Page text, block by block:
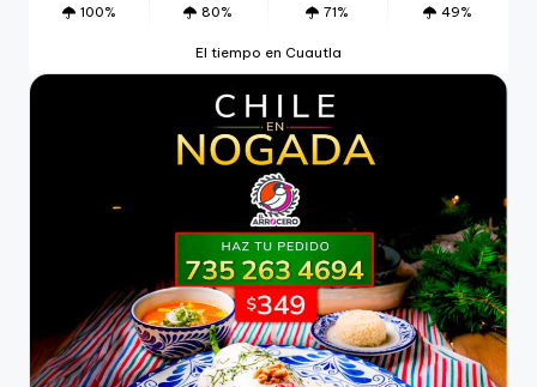
100% 80% 71% 49%
El tiempo en Cuautla